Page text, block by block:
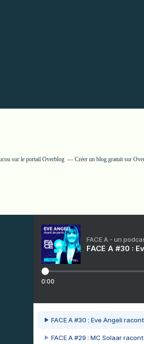
sur le portail Overblog Créer un blog gratuit sur
FACE A - un
FACE A #30 :
0:00
FACE A #30 : Eve Angeli
FACE A #29 : MC Solaar